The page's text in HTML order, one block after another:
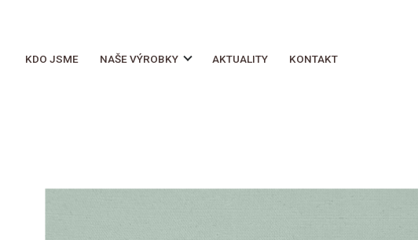
KDO JSME NAŠE VÝROBKY AKTUALITY KONTAKT